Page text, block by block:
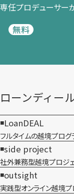
専任プロデューサー
無料
ローンディー
LoanDEAL
フルタイムの越境プログ
side project
社外兼務型​越境プロジ
outsight
実践型オンライン​越境